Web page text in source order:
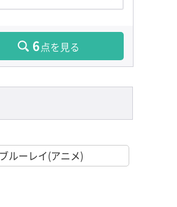
6点を見る
ブルーレイ(アニメ)